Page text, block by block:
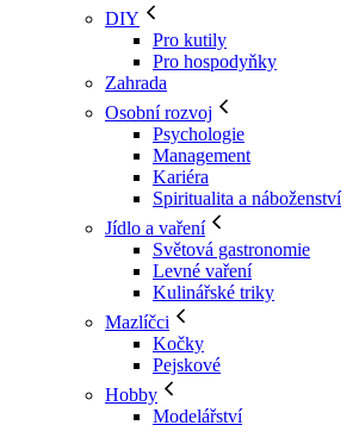
DIY
Pro kutily
Pro hospodyňky
Zahrada
Osobní rozvoj
Psychologie
Management
Kariéra
Spiritualita a náboženství
Jídlo a vaření
Světová gastronomie
Levné vaření
Kulinářské triky
Mazlíčci
Kočky
Pejskové
Hobby
Modelářství